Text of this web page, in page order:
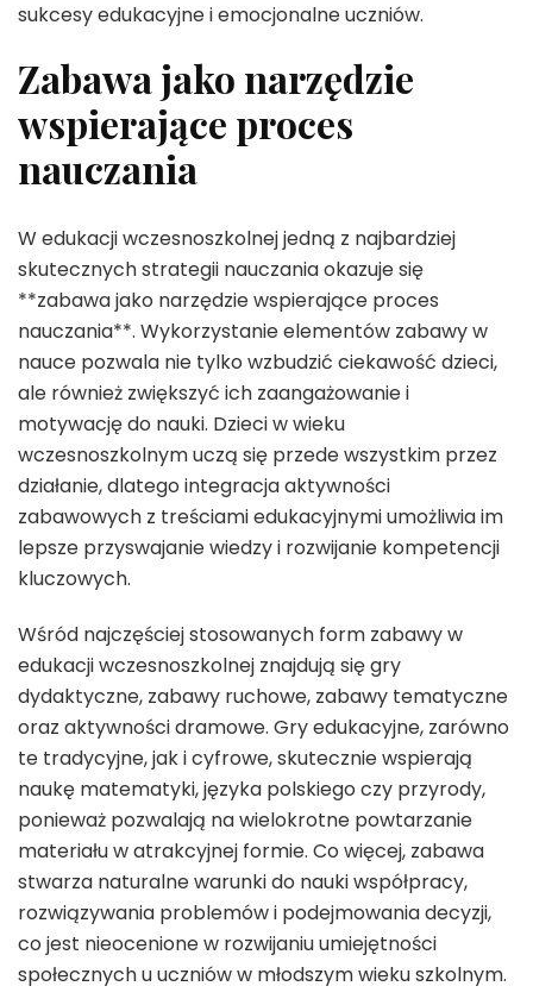
sukcesy edukacyjne i emocjonalne uczniów.
Zabawa jako narzędzie
wspierające proces
nauczania
W edukacji wczesnoszkolnej jedną z najbardziej
skutecznych strategii nauczania okazuje się
**zabawa jako narzędzie wspierające proces
nauczania**. Wykorzystanie elementów zabawy w
nauce pozwala nie tylko wzbudzić ciekawość dzieci,
ale również zwiększyć ich zaangażowanie i
motywację do nauki. Dzieci w wieku
wczesnoszkolnym uczą się przede wszystkim przez
działanie, dlatego integracja aktywności
zabawowych z treściami edukacyjnymi umożliwia im
lepsze przyswajanie wiedzy i rozwijanie kompetencji
kluczowych.
Wśród najczęściej stosowanych form zabawy w
edukacji wczesnoszkolnej znajdują się gry
dydaktyczne, zabawy ruchowe, zabawy tematyczne
oraz aktywności dramowe. Gry edukacyjne, zarówno
te tradycyjne, jak i cyfrowe, skutecznie wspierają
naukę matematyki, języka polskiego czy przyrody,
ponieważ pozwalają na wielokrotne powtarzanie
materiału w atrakcyjnej formie. Co więcej, zabawa
stwarza naturalne warunki do nauki współpracy,
rozwiązywania problemów i podejmowania decyzji,
co jest nieocenione w rozwijaniu umiejętności
społecznych u uczniów w młodszym wieku szkolnym.